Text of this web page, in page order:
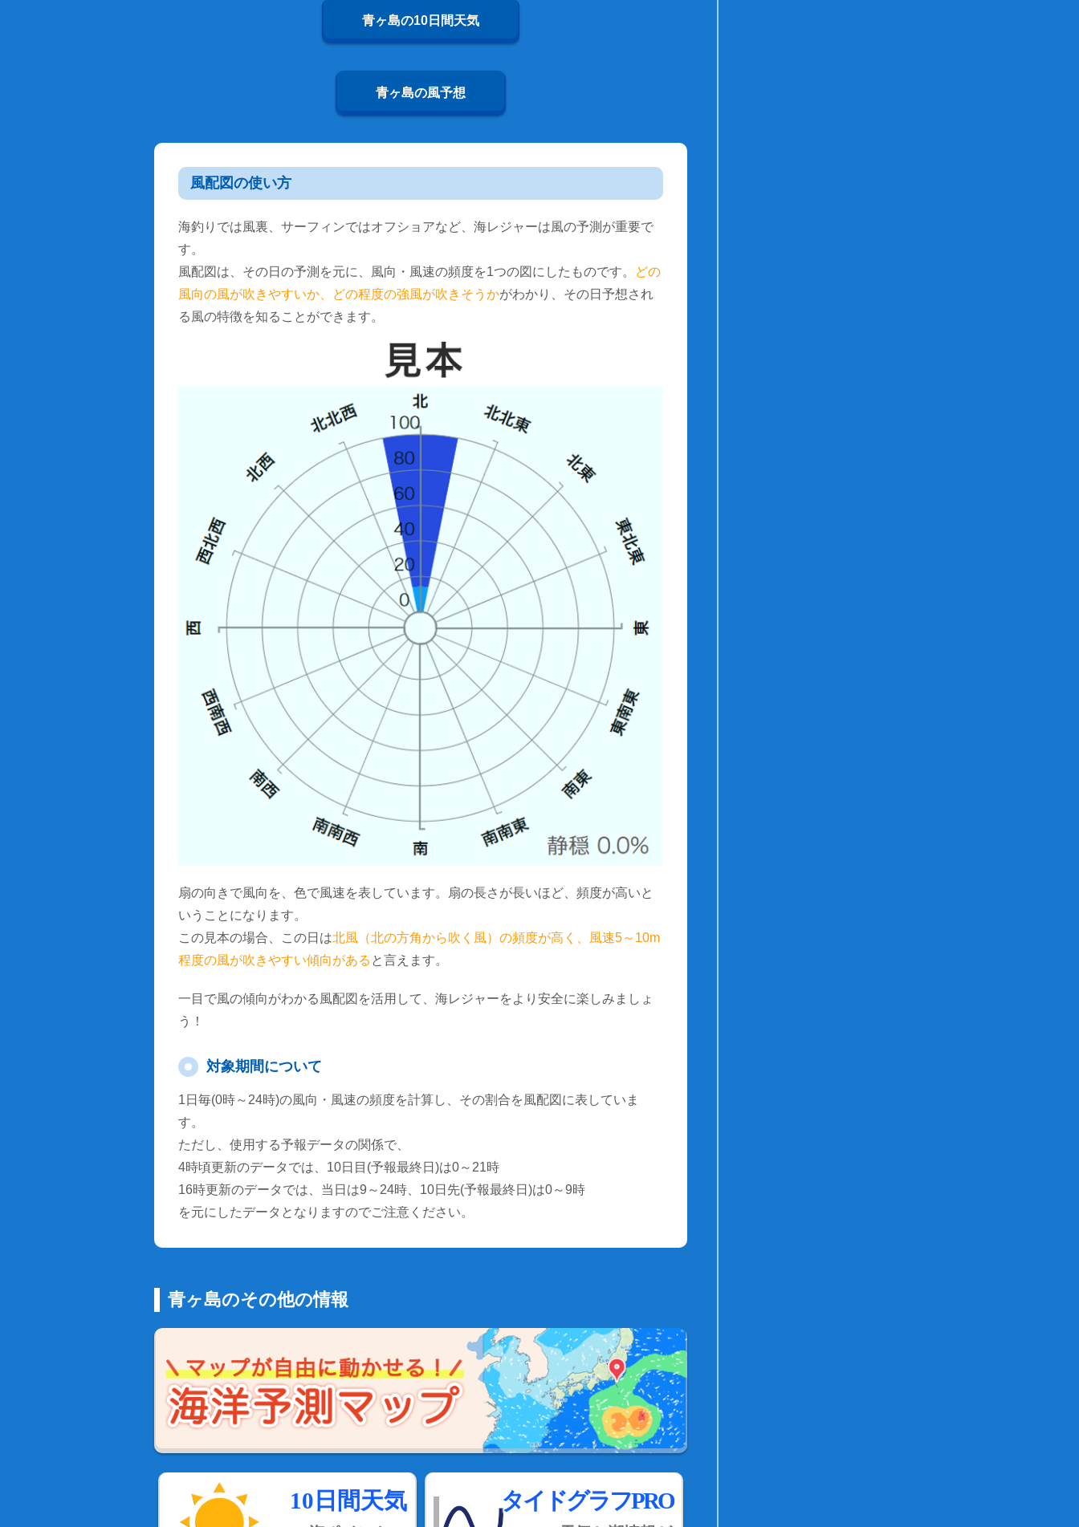
青ヶ島の10日間天気
青ヶ島の風予想
風配図の使い方
海釣りでは風裏、サーフィンではオフショアなど、海レジャーは風の予測が重要で
す。
風配図は、その日の予測を元に、風向・風速の頻度を1つの図にしたものです。
どの
風向の風が吹きやすいか、どの程度の強風が吹きそうかがわかり、その日予想され
る風の特徴を知ることができます。
扇の向きで風向を、色で風速を表しています。扇の長さが長いほど、頻度が高いと
いうことになります。
この見本の場合、この日は北風（北の方角から吹く風）の頻度が高く、風速5～10m
程度の風が吹きやすい傾向がある と言えます。
一目で風の傾向がわかる風配図を活用して、海レジャーをより安全に楽しみましょ
う！
対象期間について
1日毎(0時～24時)の風向・風速の頻度を計算し、その割合を風配図に表していま
す。
ただし、使用する予報データの関係で、
4時頃更新のデータでは、10日目(予報最終日)は0～21時
16時更新のデータでは、当日は9～24時、10日先(予報最終日)は0～9時
を元にしたデータとなりますのでご注意ください。
青ヶ島のその他の情報
10日間天気 タイドグラフPRO